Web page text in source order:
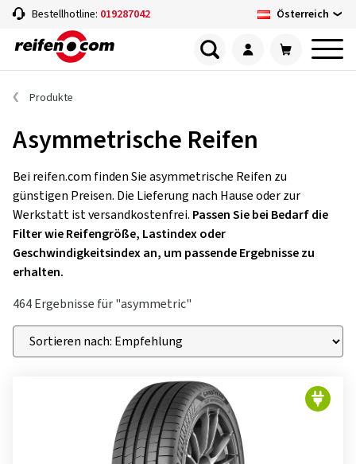
Bestellhotline: 019287042 Österreich
Produkte
Asymmetrische Reifen
Bei reifen.com finden Sie asymmetrische Reifen zu
günstigen Preisen. Die Lieferung nach Hause oder zur
Werkstatt ist versandkostenfrei. Passen Sie bei Bedarf die
Filter wie Reifengröße, Lastindex oder
Geschwindigkeitsindex an, um passende Ergebnisse zu
erhalten.
464 Ergebnisse für "asymmetric"